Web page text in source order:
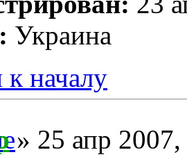
Украина
к началу
» 25 апр 2007,